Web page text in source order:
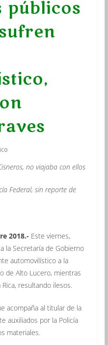
públicos
no viajaba con ellos
Federal, sin reporte de
2018.- Este viernes,
la Secretaría de Gobierno
automovilístico a la
de Alto Lucero, mientras
resultando ilesos.
acompaña al titular de la
auxiliados por la Policía
materiales.